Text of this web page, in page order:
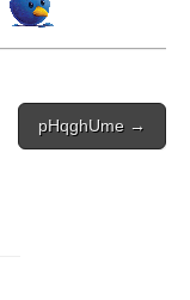
pHqghUme →